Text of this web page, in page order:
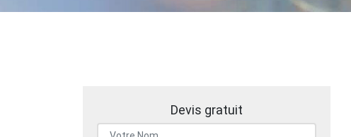
Devis gratuit